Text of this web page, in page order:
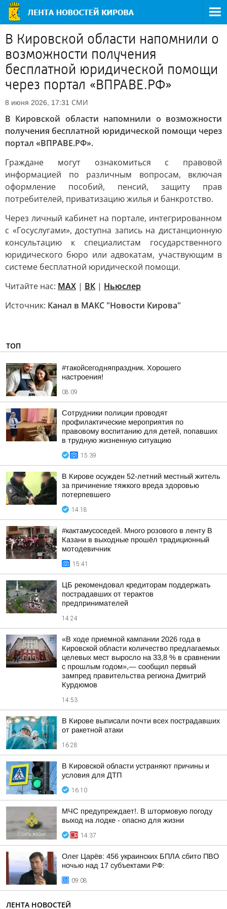
В Кировской области напомнили о
возможности получения
бесплатной юридической помощи
через портал «ВПРАВЕ.РФ»
8 июня 2026, 17:31 СМИ
В Кировской области напомнили о возможности
получения бесплатной юридической помощи через
портал «ВПРАВЕ.РФ».
Граждане могут ознакомиться с правовой
информацией по различным вопросам, включая
оформление пособий, пенсий, защиту прав
потребителей, приватизацию жилья и банкротство.
Через личный кабинет на портале, интегрированном
с «Госуслугами», доступна запись на дистанционную
консультацию к специалистам государственного
юридического бюро или адвокатам, участвующим в
системе бесплатной юридической помощи.
Читайте нас: MAX | ВК | Ньюслер
Источник: Канал в МАКС "Новости Кирова"
ТОП
#такойсегодняпраздник. Хорошего
настроения!
08:09
Сотрудники полиции проводят
профилактические мероприятия по
правовому воспитанию для детей, попавших
в трудную жизненную ситуацию
15:39
В Кирове осужден 52-летний местный житель
за причинение тяжкого вреда здоровью
потерпевшего
14:18
#кактамусоседей. Много розового в ленту В
Казани в выходные прошёл традиционный
мотодевичник
15:41
ЦБ рекомендовал кредиторам поддержать
пострадавших от терактов
предпринимателей
14:24
«В ходе приемной кампании 2026 года в
Кировской области количество предлагаемых
целевых мест выросло на 33,8 % в сравнении
с прошлым годом»,— сообщил первый
зампред правительства региона Дмитрий
Курдюмов
14:53
В Кирове выписали почти всех пострадавших
от ракетной атаки
16:28
В Кировской области устраняют причины и
условия для ДТП
16:10
МЧС предупреждает!. В штормовую погоду
выход на лодке - опасно для жизни
14:37
Олег Царёв: 456 украинских БПЛА сбито ПВО
ночью над 17 субъектами РФ:
09:08
ЛЕНТА НОВОСТЕЙ